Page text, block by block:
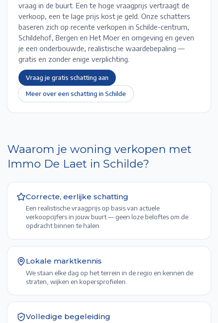
vraag in de buurt. Een te hoge vraagprijs vertraagt de
verkoop, een te lage prijs kost je geld. Onze schatters
baseren zich op recente verkopen in Schilde-centrum,
Schildehof, Bergen en Het Moeren omgeving en geven
je een onderbouwde, realistische waardebepaling —
gratis en zonder enige verplichting.
Vraag je gratis schatting aan
Meer over een schatting in Schilde
Waarom je woning verkopen met
Immo De Laet in Schilde?
Correcte, eerlijke schatting
Een realistische vraagprijs op basis van actuele
verkoopcijfers in jouw buurt — geen loze beloftes om de
opdracht binnen te halen.
Lokale marktkennis
We staan elke dag op het terrein in de regio en kennen de
straten, wijken en kopersprofielen.
Volledige begeleiding